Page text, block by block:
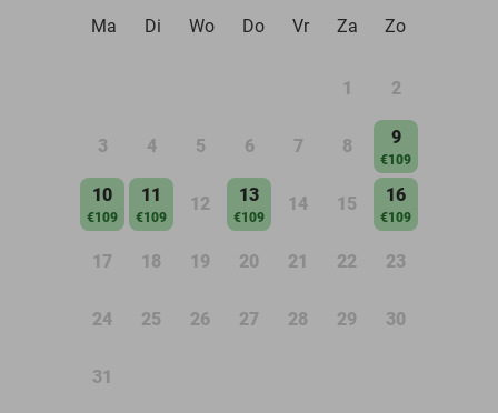
Ma
Di Wo Do Vr Za Zo
1 2
3 4 5 6 7 8 9
€109
10
€109
11
€109
12 13
€109
14 15 16
€109
17 18 19 20 21 22 23
24 25 26 27 28 29 30
31